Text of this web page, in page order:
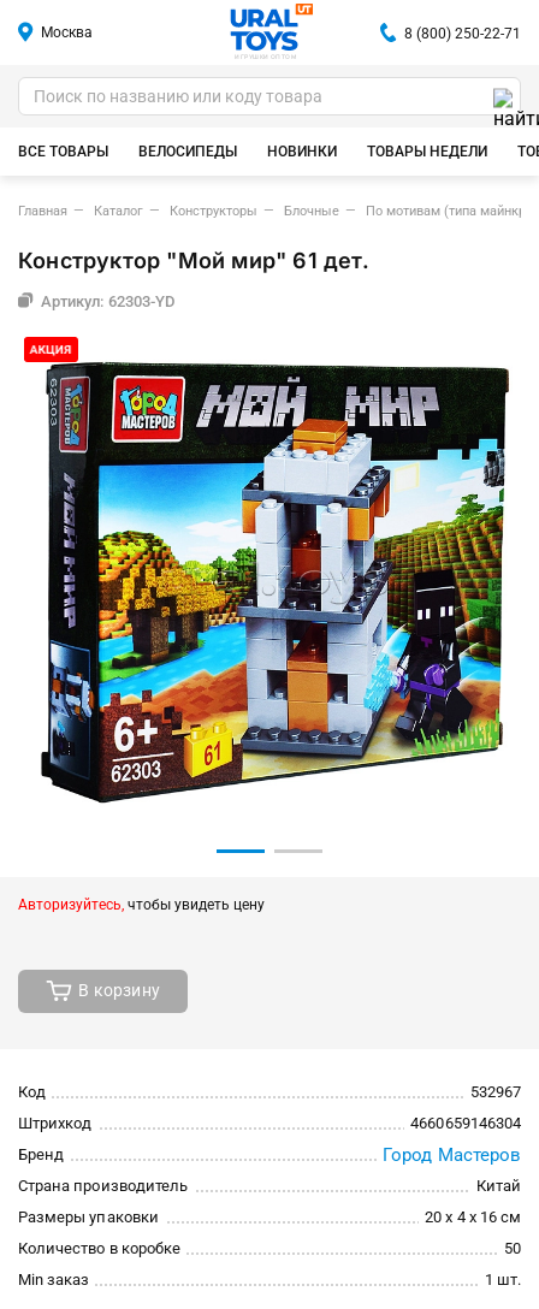
Москва
ИГРУШКИ ОПТОМ
8 (800) 250-22-71
ВСЕ ТОВАРЫ ВЕЛОСИПЕДЫ НОВИНКИ ТОВАРЫ НЕДЕЛИ
Главная Каталог Конструкторы Блочные По мотивам (типа
Конструктор "Мой мир" 61 дет.
Артикул: 62303-YD
Авторизуйтесь, чтобы увидеть цену
В корзину
Код
532967
Штрихкод
4660659146304
Бренд
Город Мастеров
Страна производитель
Китай
Размеры упаковки
20 x 4 x 16 см
Количество в коробке
50
Min заказ
1 шт.